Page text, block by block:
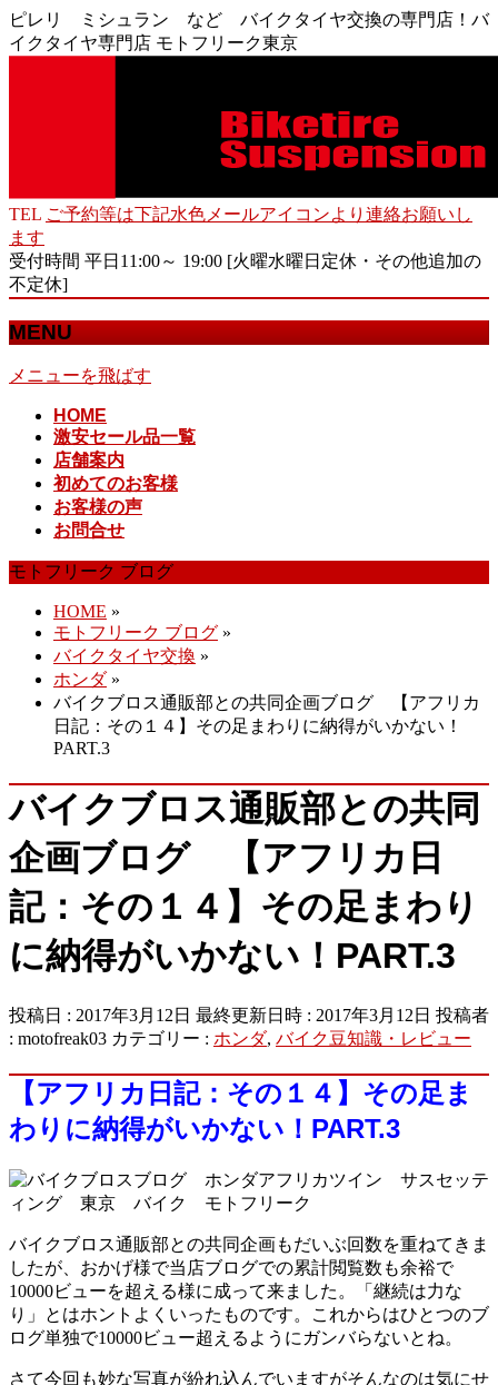
ピレリ ミシュラン など バイクタイヤ交換の専門店！バ
イクタイヤ専門店 モトフリーク東京
TEL ご予約等は下記水色メールアイコンより連絡お願いし
ます
受付時間 平日11:00～ 19:00 [火曜水曜日定休・その他追加の
不定休]
MENU
メニューを飛ばす
HOME
激安セール品一覧
店舗案内
初めてのお客様
お客様の声
お問合せ
モトフリーク ブログ
HOME »
モトフリーク ブログ »
バイクタイヤ交換 »
ホンダ»
バイクブロス通販部との共同企画ブログ 【アフリカ
日記：その１４】その足まわりに納得がいかない！
PART.3
バイクブロス通販部との共同
企画ブログ 【アフリカ日
記：その１４】その足まわり
に納得がいかない！PART.3
投稿日 : 2017年3月12日 最終更新日時 : 2017年3月12日 投稿者
: motofreak03 カテゴリー : ホンダ, バイク豆知識・レビュー
【アフリカ日記：その１４】その足ま
わりに納得がいかない！PART.3
バイクブロス通販部との共同企画もだいぶ回数を重ねてきま
したが、おかげ様で当店ブログでの累計閲覧数も余裕で
10000ビューを超える様に成って来ました。「継続は力な
り」とはホントよくいったものです。これからはひとつのブ
ログ単独で10000ビュー超えるようにガンバらないとね。
さて今回も妙な写真が紛れ込んでいますがそんなのは気にせ